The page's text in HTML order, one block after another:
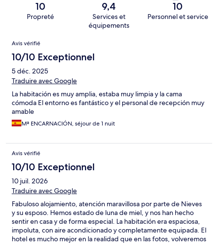
10
Propreté
9,4
Services et
équipements
10
Personnel et service
Avis
Avis vérifié
10/10 Exceptionnel
5 déc. 2025
Traduire avec Google
La habitación es muy amplia, estaba muy limpia y la cama
cómoda El entorno es fantástico y el personal de recepción muy
amable
Mª ENCARNACIÓN, séjour de 1 nuit
Avis vérifié
10/10 Exceptionnel
10 juil. 2026
Traduire avec Google
Fabuloso alojamiento, atención maravillosa por parte de Nieves
y su esposo. Hemos estado de luna de miel, y nos han hecho
sentir en casa y de forma especial. La habitación era espaciosa,
impoluta, con aire acondicionado y completamente equipada. El
hotel es mucho mejor en la realidad que en las fotos, volveremos